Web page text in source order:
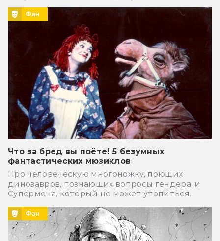
Фан
Что за бред вы поёте! 5 безумных
фантастических мюзиклов
Про человеческую многоножку, поющих
динозавров, познающих вопросы гендера, и
Супермена, который не может утопиться.
Фан